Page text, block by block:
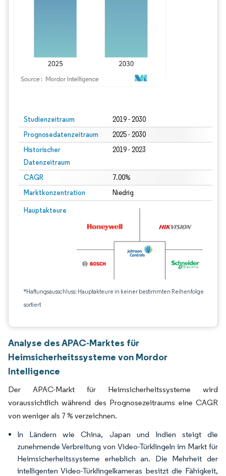
Studienzeitraum 2019 - 2030
Prognosedatenzeitraum 2025 - 2030
Historischer
Datenzeitraum
2019 - 2023
CAGR 7.00%
Marktkonzentration Niedrig
Hauptakteure
*Haftungsausschluss: Hauptakteure in keiner bestimmten Reihenfolge
sortiert
Analyse des APAC-Marktes für
Heimsicherheitssysteme von Mordor
Intelligence
Der APAC-Markt für Heimsicherheitssysteme wird
voraussichtlich während des Prognosezeitraums eine CAGR
von weniger als 7 % verzeichnen.
In Ländern wie China, Japan und Indien steigt die
zunehmende Verbreitung von Video-Türklingeln im Markt für
Heimsicherheitssysteme erheblich an. Die Mehrheit der
intelligenten Video-Türklingelkameras besitzt die Fähigkeit,